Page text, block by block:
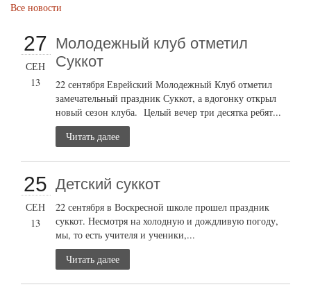
Все новости
27
СЕН
13
Молодежный клуб отметил
Суккот
22 сентября Еврейский Молодежный Клуб отметил
замечательный праздник Суккот, а вдогонку открыл
новый сезон клуба. Целый вечер три десятка ребят...
Читать далее
25
СЕН
13
Детский суккот
22 сентября в Воскресной школе прошел праздник
суккот. Несмотря на холодную и дождливую погоду,
мы, то есть учителя и ученики,...
Читать далее